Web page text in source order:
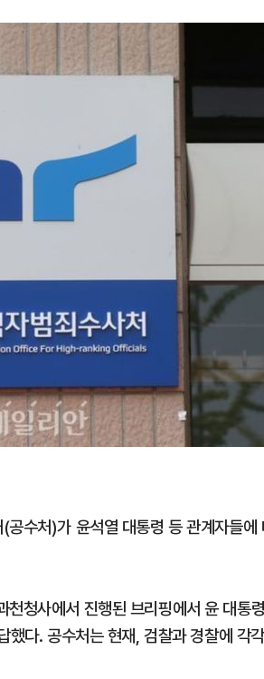
수처)가 윤석열 대통령 등 관계자들
청사에서 진행된 브리핑에서 윤 대통
다. 공수처는 현재, 검찰과 경찰에 각